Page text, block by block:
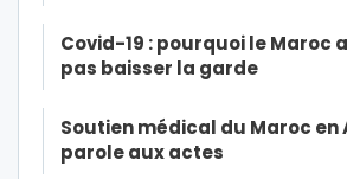
Covid-19 : pourquoi le Maroc
pas baisser la garde
Soutien médical du Maroc en
parole aux actes